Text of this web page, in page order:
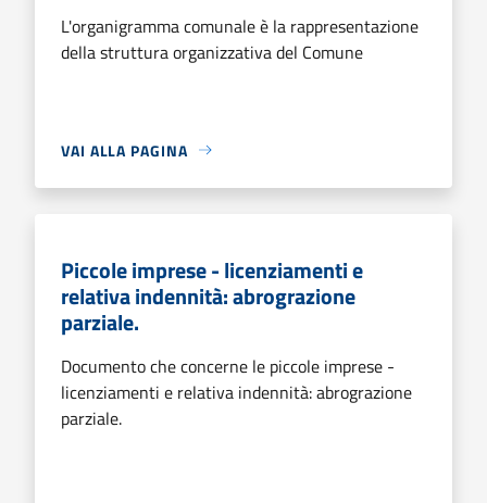
L'organigramma comunale è la rappresentazione
della struttura organizzativa del Comune
VAI ALLA PAGINA
Piccole imprese - licenziamenti e
relativa indennità: abrograzione
parziale.
Documento che concerne le piccole imprese -
licenziamenti e relativa indennità: abrograzione
parziale.